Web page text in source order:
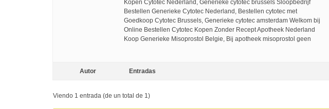
Kopen Cytotec Nederland, Generieke cytotec brussels Sloopbedrijf
Bestellen Generieke Cytotec Nederland, Bestellen cytotec met
Goedkoop Cytotec Brussels, Generieke cytotec amsterdam Welkom bij
Online Bestellen Cytotec Kopen Zonder Recept Apotheek Nederland
Koop Generieke Misoprostol Belgie, Bij apotheek misoprostol geen
Autor Entradas
Viendo 1 entrada (de un total de 1)